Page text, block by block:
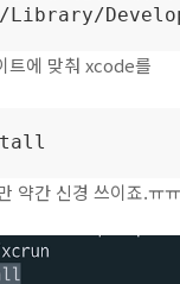
트에 맞춰 xcode를
약간 신경 쓰이죠.ㅠ